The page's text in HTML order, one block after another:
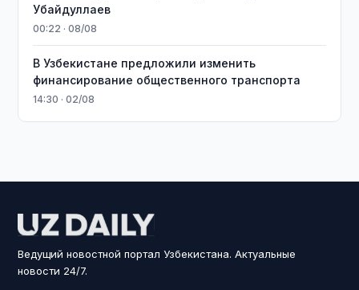
Убайдуллаев
00:22 · 08/08
В Узбекистане предложили изменить
финансирование общественного транспорта
14:30 · 02/08
Ведущий новостной портал Узбекистана. Актуальные
новости 24/7.